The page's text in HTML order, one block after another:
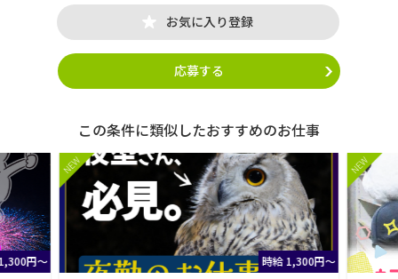
お気に入り登録
応募する
この条件に類似したおすすめのお仕事
円～
NEW
時給 1,300円～
NEW